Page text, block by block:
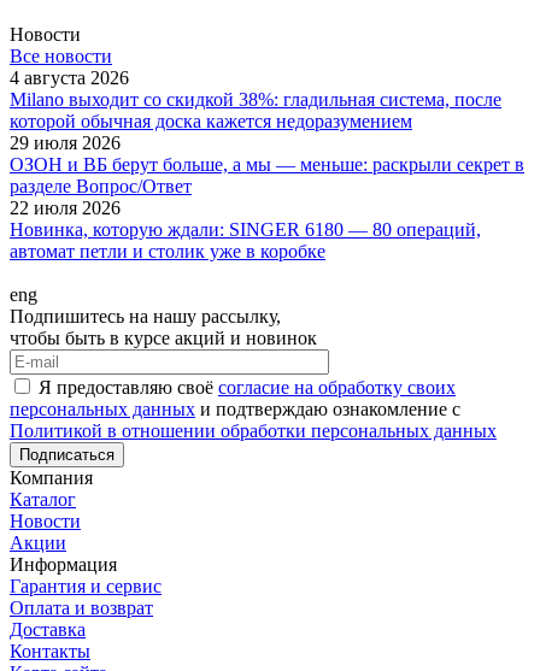
Новости
Все новости
4 августа 2026
Milano выходит со скидкой 38%: гладильная система, после
которой обычная доска кажется недоразумением
29 июля 2026
ОЗОН и ВБ берут больше, а мы — меньше: раскрыли секрет в
разделе Вопрос/Ответ
22 июля 2026
Новинка, которую ждали: SINGER 6180 — 80 операций,
автомат петли и столик уже в коробке
eng
Подпишитесь на нашу рассылку,
чтобы быть в курсе акций и новинок
Я предоставляю своё согласие на обработку своих
персональных данных и подтверждаю ознакомление с
Политикой в отношении обработки персональных данных
Подписаться
Компания
Каталог
Новости
Акции
Информация
Гарантия и сервис
Оплата и возврат
Доставка
Контакты